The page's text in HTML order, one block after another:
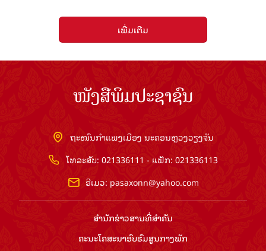
ເພີ່ມເຕີມ
ໜັງສືພິມປະຊາຊົນ
ຖະໜົນກຳແພງເມືອງ ນະຄອນຫຼວງວຽງຈັນ
ໂທລະສັບ: 021336111 - ແຟັກ: 021336113
ອີເມວ: pasaxonn@yahoo.com
ສຳ​ນັກ​ຂ່າວ​ສານ​ທີ່​ສຳ​ຄັນ​
ຄະນະໂຄສະນາອົບຮົມ​ສູນ​ກາງ​ພັກ